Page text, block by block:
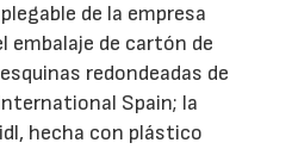
de la empresa
embalaje de cartón de
redondeadas de
Spain; la
hecha con plástico